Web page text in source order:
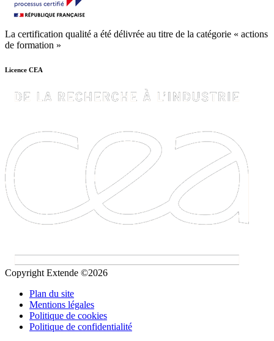
La certification qualité a été délivrée au titre de la catégorie « actions
de formation »
Licence CEA
Copyright Extende ©2026
Plan du site
Mentions légales
Politique de cookies
Politique de confidentialité